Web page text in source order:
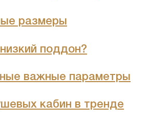
размеры
поддон?
важные параметры
кабин в тренде